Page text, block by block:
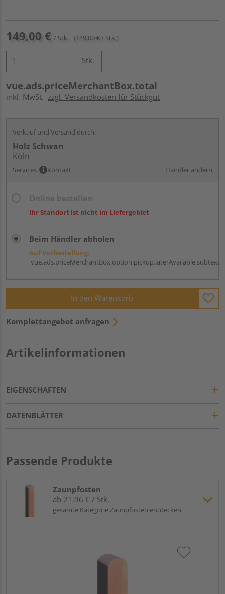
149,00 € / Stk. (149,00 € / Stk.)
Stk.
vue.ads.priceMerchantBox.total
inkl. MwSt. zzgl. Versandkosten für Stückgut
Verkauf und Versand durch:
Holz Schwan
Köln
Services Kontakt Händler ändern
Ihr Standort ist nicht im Liefergebiet
Beim Händler abholen
Auf Vorbestellung:
vue.ads.priceMerchantBox.option.pickup.laterAvailable.subtext
In den Warenkorb
Komplettangebot anfragen
Artikelinformationen
EIGENSCHAFTEN
DATENBLÄTTER
Passende Produkte
Zaunpfosten
ab 21,96 € / Stk.
gesamte Kategorie Zaunpfosten entdecken